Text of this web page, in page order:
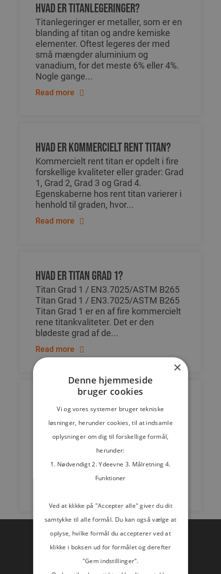
Hvad er titanlegeringer?
Titanlegeringer er metaller, som er en
blanding af titan og andre kemiske
elementer. Oftest legeres der med
små mængder aluminium og
vanadium, for det meste 6% eller 4%.
Nogle gange...
Read more
Hvad er kommercielt rent titan?
Kommercielt rent titan er opdelt i fire
forskellige kvaliteter eller grader: Grad
1, Grad 2, Grad 3 og Grad 4.
Egenskaberne hos rent titan varierer i
henhold til graden, hvor...
Read more
Hvad er titan Grad 1?
Titan Grad 1 / EN3.7025/ASTM B265
Titan Grad 1 / EN3.7025/ASTM B265
Titan Grad 1 er en af fire kommercielt
rene titankvaliteter. Det er den
blødeste grad af de...
Read more
Hvad er titan Grad 5?
Grad 5 er den titankvalitet,som har det
bredeste anvendelsesområde. Den
har meget høj styrke, men relativ lav
duktilitet. Sammenlignet med rent
titan har Grad 5...
Titanium Gateway
×
Denne hjemmeside
bruger cookies
Vi og vores systemer bruger tekniske
løsninger, herunder cookies, til at indsamle
oplysninger om dig til forskellige formål,
herunder:
1. Nødvendigt 2. Ydeevne 3. Målretning 4.
Funktioner
Ved at klikke på "Accepter alle" giver du dit
samtykke til alle formål. Du kan også vælge at
oplyse, hvilke formål du accepterer ved at
klikke i boksen ud for formålet og derefter
"Gem indstillinger".